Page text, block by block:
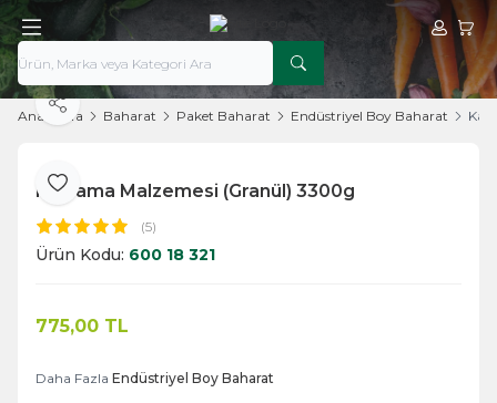
Hesabım
Ana Sayfa Baharat Paket Baharat Endüstriyel Boy Baharat
Favoriye Ekle
Paylaş
Kaplama Malzemesi (Granül) 3300g
(5)
Ürün Kodu: 600 18 321
775,00 TL
Daha Fazla Endüstriyel Boy Baharat